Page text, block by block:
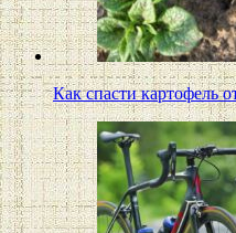
Как спасти картофель